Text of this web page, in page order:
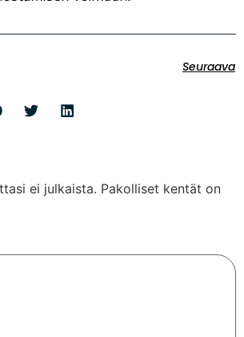
Seuraava
ei julkaista. Pakolliset kentät on